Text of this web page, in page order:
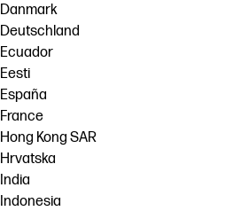
Danmark
Deutschland
Ecuador
Eesti
España
France
Hong Kong SAR
Hrvatska
India
Indonesia